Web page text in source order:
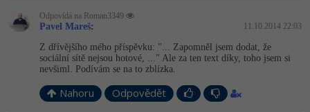
Odpovídá na Roman3349
Pavel Mareš: 11.10.2014 22:03
Z dřívějšího mého příspěvku: "... Zapomněl jsem dodat, že
sociální sítě nejsou hotové, ..." Ale za ten text díky, toho jsem si
nevšiml. Podívám se na to zblízka.
Nahoru Odpovědět